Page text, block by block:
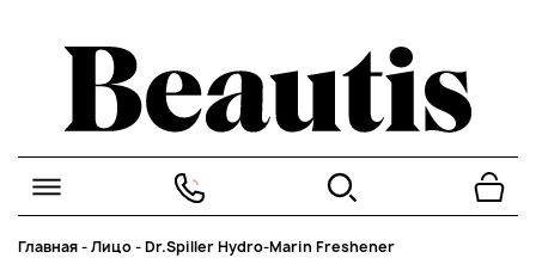
Главная-Лицо-Dr.Spiller Hydro-Marin Freshener